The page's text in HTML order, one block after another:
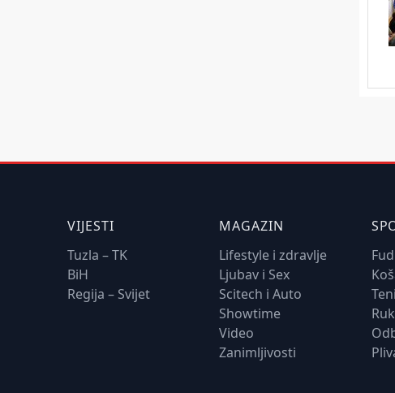
VIJESTI
Tuzla – TK
BiH
Regija – Svijet
MAGAZIN
Lifestyle i zdravlje
Ljubav i Sex
Scitech i Auto
Showtime
Video
Zanimljivosti